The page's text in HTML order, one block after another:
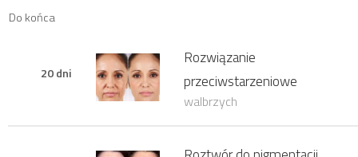
Do końca
20 dni
Rozwiązanie
przeciwstarzeniowe
walbrzych